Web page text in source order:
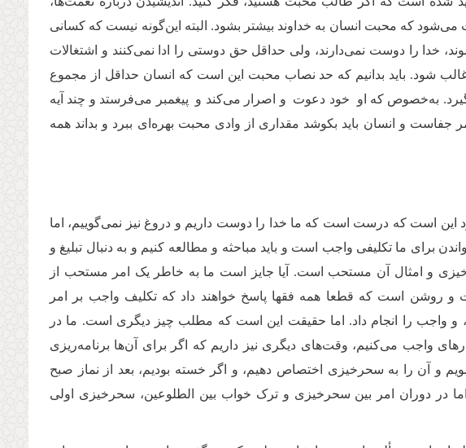
که محبت‌ انسان به خداوند بیشتر بشود. البته این‌گونه نیست که کسانی
خدا را دوست نمی‌دارند، ولی حداقل حق دوستی را ادا نمی‌کنند و اشتغالات
شود. باید بدانیم که حد نصاب محبت این است که انسان حداقل از مجموع
به‌خصوص که او خود دعوت و اصرار می‌کند و پیغمبر می‌فرستد و چند آیه
جفاست و انسان باید بکوشد مقداری از وادی محبت بهره‌ای ببرد و بداند همه
است که درست است که ما خدا را دوست داریم و دروغ نیز نمی‌گوییم، اما
برای ما تکلیفی واجب است و باید مباحثه و مطالعه کنیم و به دنبال تبلیغ و
و امثال آن مستحب است. آیا جایز است ما به خاطر یک امر مستحب از
روشن است که قطعا همه فقها پاسخ خواهند داد که تکلیف واجب بر امر
واجب را انجام داد. اما حقیقت این است که مطلب چیز دیگری است. ما در
می‌کنیم، وقت‌های دیگری نیز داریم که اگر برای آن‌ها برنامه‌ریزی
و آن را به سحرخیزی اختصاص دهیم، و اگر خسته‌ بودیم، بعد از نماز صبح‌
اما در دوران امر بین سحرخیزی و ترک خواب بین ‌الطلوعین، سحرخیزی اولی